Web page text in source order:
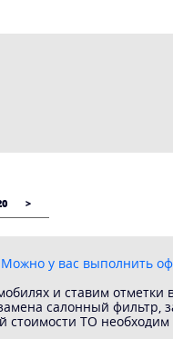
>
у вас выполнить
и ставим отметки
салонный фильтр,
стоимости ТО